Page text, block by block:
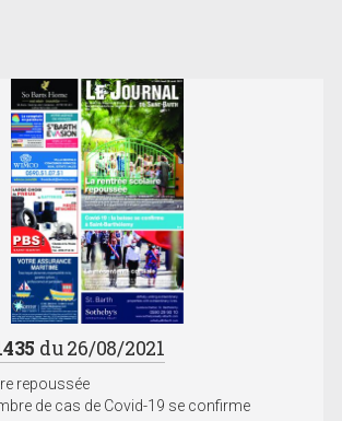
du 26/08/2021
repoussée
de cas de Covid-19 se confirme